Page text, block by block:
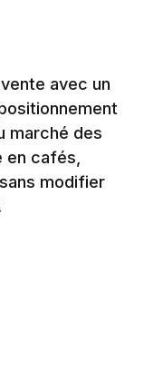
avec un
marché des
cafés,
modifier